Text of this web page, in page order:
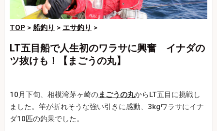
TOP > 船釣り > エサ釣り >
LT五目船で人生初のワラサに興奮 イナダの
ツ抜けも！【まごうの丸】
10月下旬、相模湾茅ヶ崎のまごうの丸からLT五目に挑戦し
ました。竿が折れそうな強い引きに感動、3kgワラサにイナ
ダ10匹の釣果でした。